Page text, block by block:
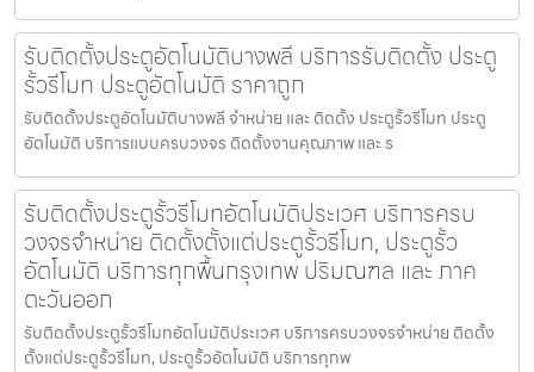
รับติดตั้งประตูอัตโนมัติบางพลี บริการรับติดตั้ง ประตู
รั้วรีโมท ประตูอัตโนมัติ ราคาถูก
รับติดตั้งประตูอัตโนมัติบางพลี จำหน่าย และ ติดตั้ง ประตูรั้วรีโมท ประตู
อัตโนมัติ บริการแบบครบวงจร ติดตั้งงานคุณภาพ และ ร
รับติดตั้งประตูรั้วรีโมทอัตโนมัติประเวศ บริการครบ
วงจรจำหน่าย ติดตั้งตั้งแต่ประตูรั้วรีโมท, ประตูรั้ว
อัตโนมัติ บริการทุกพื้นกรุงเทพ ปริมณฑล และ ภาค
ตะวันออก
รับติดตั้งประตูรั้วรีโมทอัตโนมัติประเวศ บริการครบวงจรจำหน่าย ติดตั้ง
ตั้งแต่ประตูรั้วรีโมท, ประตูรั้วอัตโนมัติ บริการทุกพ